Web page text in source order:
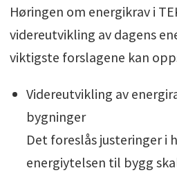
Høringen om energikrav i
videreutvikling av dagens
viktigste forslagene kan
Videreutvikling av
bygninger
Det foreslås justeringer i
energiytelsen til bygg